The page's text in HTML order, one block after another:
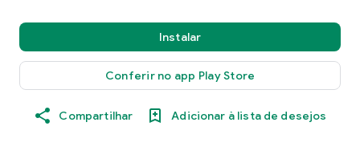
Instalar
Conferir no app Play Store
Compartilhar Adicionar à lista de desejos